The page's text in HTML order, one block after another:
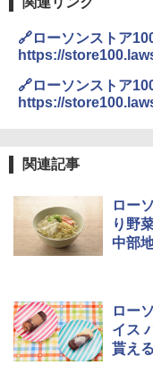
🔗ローソンストア
https://
🔗ローソンストア
https://
関連記事
ロー
り野
中部
ロー
イス
貰え